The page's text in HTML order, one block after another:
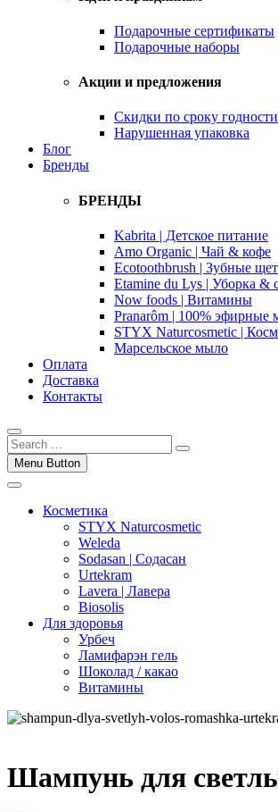
Подарочные сертификаты
Подарочные наборы
Акции и предложения
Скидки по сроку годности
Нарушенная упаковка
Блог
Бренды
БРЕНДЫ
Kabrita | Детское питание
Amo Organic | Чай & кофе
Ecotoothbrush | Зубные
Etamine du Lys | Уборка &
Now foods | Витамины
Pranarôm | 100% эфирные
STYX Naturcosmetic |
Марсельское мыло
Оплата
Доставка
Контакты
Menu Button
Косметика
STYX Naturcosmetic
Weleda
Sodasan | Содасан
Urtekram
Lavera | Лавера
Biosolis
Для здоровья
Урбеч
Ламифарэн гель
Шоколад / какао
Витамины
Шампунь для